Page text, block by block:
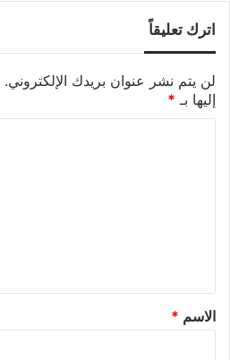
اترك تعليقاً
لن يتم نشر عنوان بريدك الإلكتروني.
إليها بـ *
الاسم *